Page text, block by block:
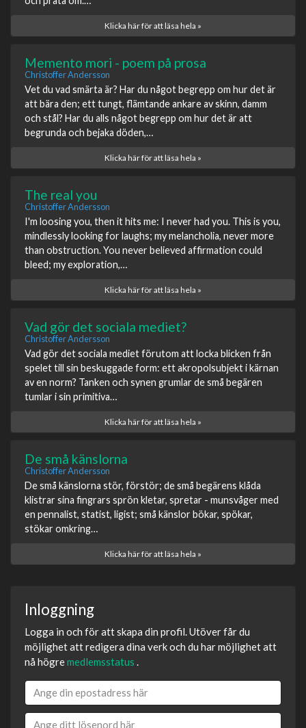
Klicka här för att läsa hela »
Memento mori - poem på prosa
Christoffer Andersson
Vet du vad smärta är? Har du något begrepp om hur det är
att bära den; ett tungt, flämtande ankare av skinn, damm
och stål? Har du alls något begrepp om hur det är att
begrunda och bejaka döden,…
Klicka här för att läsa hela »
The real you
Christoffer Andersson
I'm loosing you, then it hits me: I never had you. This is you,
mindlessly looking for laughs; my melancholia, never more
than obstruction. You never believed affirmation could
bleed; my exploration,…
Klicka här för att läsa hela »
Vad gör det sociala mediet?
Christoffer Andersson
Vad gör det sociala mediet förutom att locka blicken från
spelet till sin beskuggade form: ett akropolsubjekt i kärnan
av en norm? Tanken och synen grumlar de små begären
tumlar i sin primitiva…
Klicka här för att läsa hela »
De små känslorna
Christoffer Andersson
De små känslorna stör, förstör; de små begärens klåda
klistrar sina fingrars sprön kletar, spretar - munsvåger med
en pennalist, statist, ligist; små känslor bökar, spökar,
stökar omkring…
Klicka här för att läsa hela »
Inloggning
Logga in och för att skapa din profil. Utöver får du
möjlighet att redigera dina verk och du har möjlighet att
nå högremedlemsstatus .